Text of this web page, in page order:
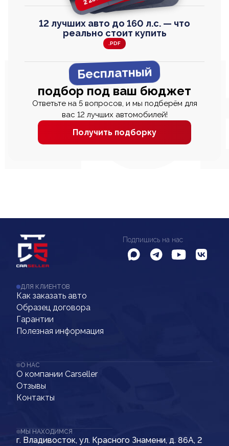
12 лучших авто до 160 л.с. — что
реально стоит купить
.PDF
Бесплатный
подбор под ваш бюджет
Ответьте на 5 вопросов, и мы подберём для
вас 12 лучших автомобилей!
Получить подборку
Подпишись на нас
ДЛЯ КЛИЕНТОВ
Как заказать авто
Образец договора
Гарантии
Полезная информация
О НАС
О компании Carseller
Отзывы
Контакты
МЫ НАХОДИМСЯ
г. Владивосток, ул. Красного Знамени, д. 86А, 2